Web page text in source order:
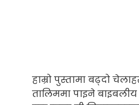
हाम्रो पुस्तामा बढ्दो
तालिममा पाइने